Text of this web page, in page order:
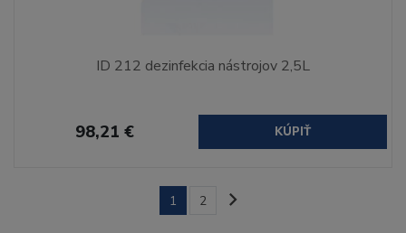
ID 212 dezinfekcia nástrojov 2,5L
98,21 € KÚPIŤ
1 2